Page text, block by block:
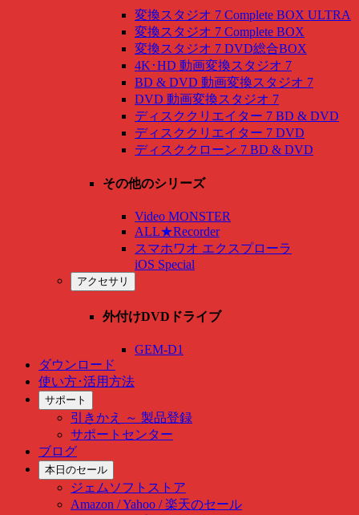
変換スタジオ 7 Complete BOX ULTRA
変換スタジオ 7 Complete BOX
変換スタジオ 7 DVD総合BOX
4K･HD 動画変換スタジオ 7
BD & DVD 動画変換スタジオ 7
DVD 動画変換スタジオ 7
ディスククリエイター 7 BD & DVD
ディスククリエイター 7 DVD
ディスククローン 7 BD & DVD
その他のシリーズ
Video MONSTER
ALL★Recorder
スマホワオ エクスプローラ
iOS Special
アクセサリ
外付けDVDドライブ
GEM-D1
ダウンロード
使い方･活用方法
サポート
引きかえ ～ 製品登録
サポートセンター
ブログ
本日のセール
ジェムソフトストア
Amazon / Yahoo / 楽天のセール